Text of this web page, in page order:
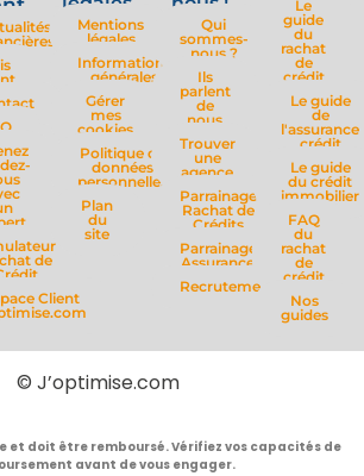
de
Client
Mentions
légales
Informations
générales
Gérer
mes
cookies
Politique de
données
personnelles
Plan
du
site
Qui
sommes-
nous ?
Ils
parlent
de
nous
Trouver
une
agence
Parrainage
Rachat de
Crédits
Parrainage
Assurance
Recrutement
Le
guide
du
rachat
de
crédit
Le guide
de
l'assurance
crédit
Le guide
du crédit
immobilier
FAQ
du
rachat
de
crédit
Nos
guides
© J’optimise.com
et doit être remboursé. Vérifiez vos capacités de
avant de vous engager.